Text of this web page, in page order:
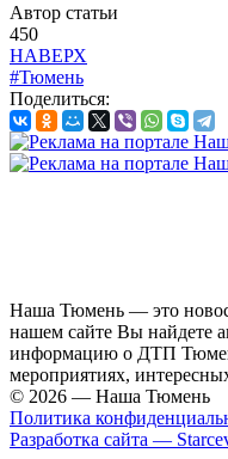
Автор статьи
450
НАВЕРХ
#Тюмень
Поделиться:
Наша Тюмень — это
нашем сайте Вы найдете
информацию о ДТП
мероприятиях,
© 2026 — Наша Тюмень
Политика
Разработка сайта —